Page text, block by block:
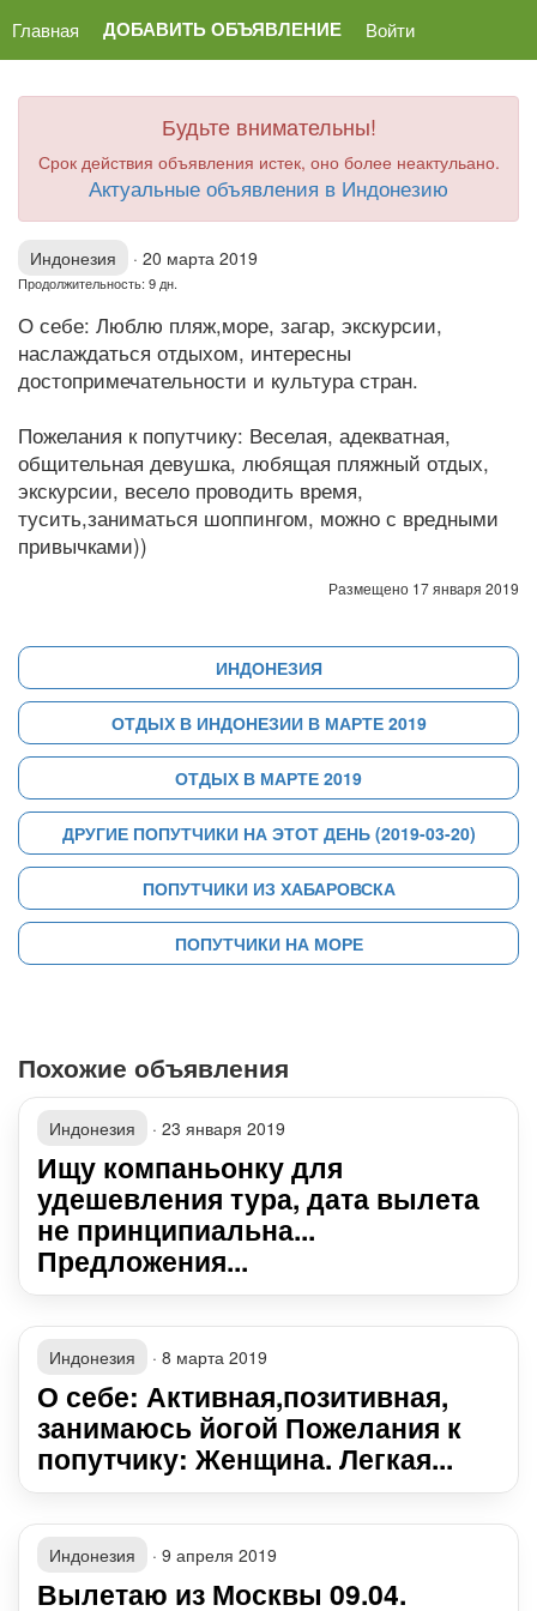
Главная ДОБАВИТЬ ОБЪЯВЛЕНИЕ Войти
Будьте внимательны!
Срок действия объявления истек, оно более неактульано.
Актуальные объявления в Индонезию
Индонезия · 20 марта 2019
Продолжительность: 9 дн.
О себе: Люблю пляж,море, загар, экскурсии,
наслаждаться отдыхом, интересны
достопримечательности и культура стран.
Пожелания к попутчику: Веселая, адекватная,
общительная девушка, любящая пляжный отдых,
экскурсии, весело проводить время,
тусить,заниматься шоппингом, можно с вредными
привычками))
Размещено 17 января 2019
ИНДОНЕЗИЯ
ОТДЫХ В ИНДОНЕЗИИ В МАРТЕ 2019
ОТДЫХ В МАРТЕ 2019
ДРУГИЕ ПОПУТЧИКИ НА ЭТОТ ДЕНЬ (2019-03-20)
ПОПУТЧИКИ ИЗ ХАБАРОВСКА
ПОПУТЧИКИ НА МОРЕ
Похожие объявления
Индонезия · 23 января 2019
Ищу компаньонку для
удешевления тура, дата вылета
не принципиальна...
Предложения...
Индонезия · 8 марта 2019
О себе: Активная,позитивная,
занимаюсь йогой Пожелания к
попутчику: Женщина. Легкая...
Индонезия · 9 апреля 2019
Вылетаю из Москвы 09.04.